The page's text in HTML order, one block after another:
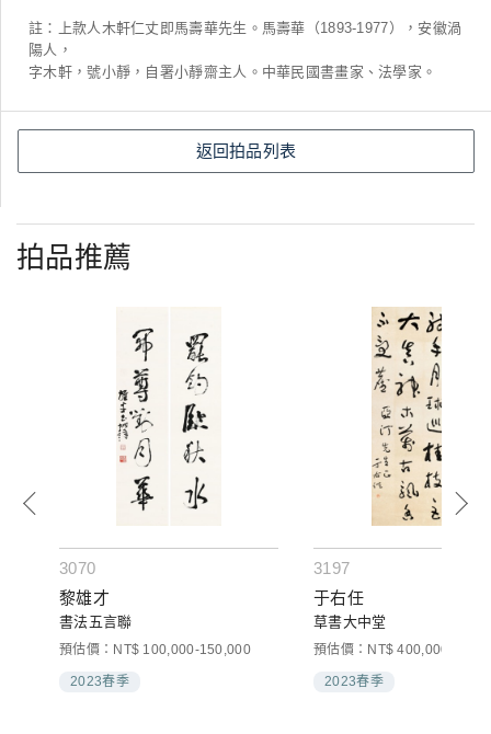
註：上款人木軒仁丈即馬壽華先生。馬壽華（1893-1977），安徽渦
陽人，
字木軒，號小靜，自署小靜齋主人。中華民國書畫家、法學家。
返回拍品列表
拍品推薦
3070
黎雄才
書法五言聯
預估價：NT$ 100,000-150,000
2023春季
3197
于右任
草書大中堂
預估價：NT$ 400,000-
2023春季